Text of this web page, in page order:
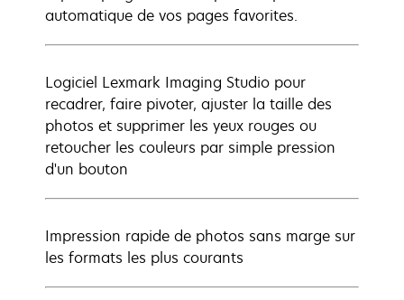
automatique de vos pages favorites.
Logiciel Lexmark Imaging Studio pour
recadrer, faire pivoter, ajuster la taille des
photos et supprimer les yeux rouges ou
retoucher les couleurs par simple pression
d'un bouton
Impression rapide de photos sans marge sur
les formats les plus courants